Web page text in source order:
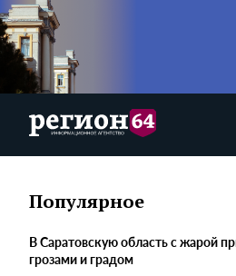
Популярное
В Саратовскую область с жарой
грозами и градом